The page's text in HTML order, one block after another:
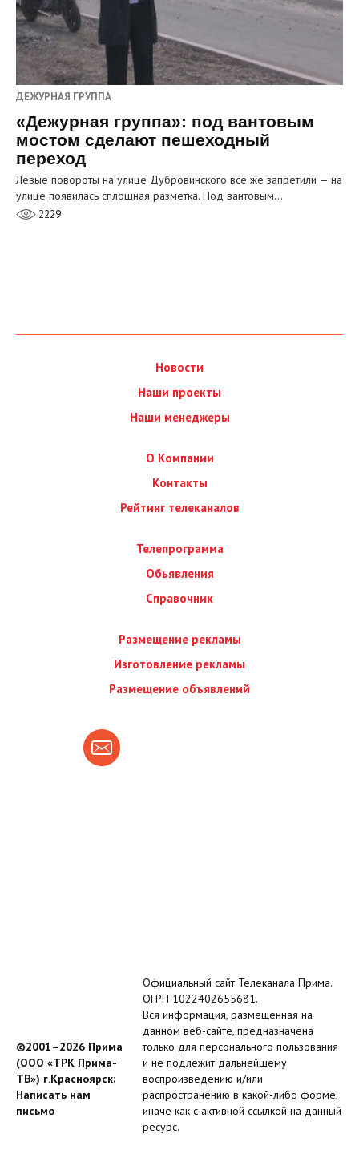
ДЕЖУРНАЯ ГРУППА
«Дежурная группа»: под вантовым
мостом сделают пешеходный
переход
Левые повороты на улице Дубровинского всё же запретили — на
улице появилась сплошная разметка. Под вантовым…
2229
Новости
Наши проекты
Наши менеджеры
О Компании
Контакты
Рейтинг телеканалов
Телепрограмма
Обьявления
Справочник
Размещение рекламы
Изготовление рекламы
Размещение объявлений
©2001–2026 Прима
(ООО «ТРК Прима-
ТВ») г.Красноярск;
Написать нам
письмо
Официальный сайт Телеканала Прима.
ОГРН 1022402655681.
Вся информация, размещенная на
данном веб-сайте, предназначена
только для персонального пользования
и не подлежит дальнейшему
воспроизведению и/или
распространению в какой-либо форме,
иначе как с активной ссылкой на данный
ресурс.